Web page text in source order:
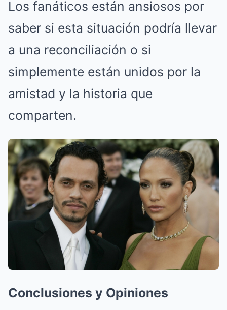
Los fanáticos están ansiosos por
saber si esta situación podría llevar
a una reconciliación o si
simplemente están unidos por la
amistad y la historia que
comparten.
Conclusiones y Opiniones